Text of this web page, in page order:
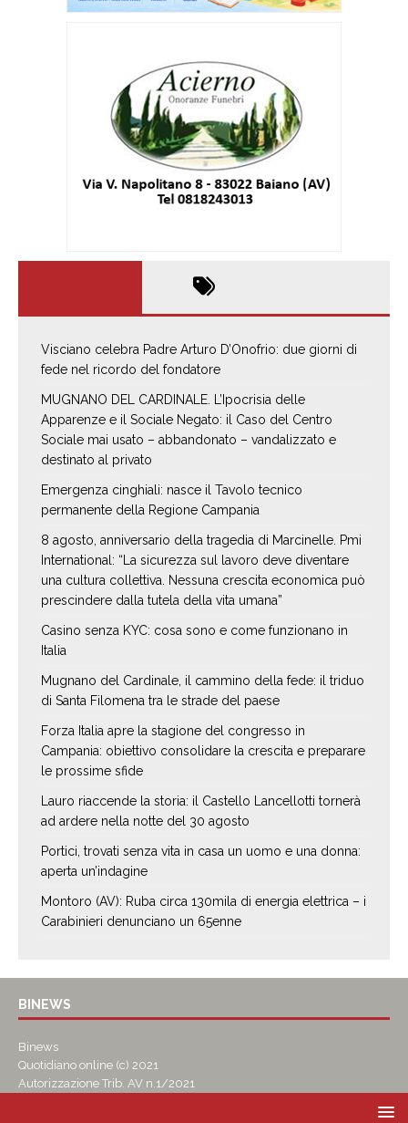
Visciano celebra Padre Arturo D’Onofrio: due giorni di
fede nel ricordo del fondatore
MUGNANO DEL CARDINALE. L’Ipocrisia delle
Apparenze e il Sociale Negato: il Caso del Centro
Sociale mai usato – abbandonato – vandalizzato e
destinato al privato
Emergenza cinghiali: nasce il Tavolo tecnico
permanente della Regione Campania
8 agosto, anniversario della tragedia di Marcinelle. Pmi
International: “La sicurezza sul lavoro deve diventare
una cultura collettiva. Nessuna crescita economica può
prescindere dalla tutela della vita umana”
Casino senza KYC: cosa sono e come funzionano in
Italia
Mugnano del Cardinale, il cammino della fede: il triduo
di Santa Filomena tra le strade del paese
Forza Italia apre la stagione del congresso in
Campania: obiettivo consolidare la crescita e preparare
le prossime sfide
Lauro riaccende la storia: il Castello Lancellotti tornerà
ad ardere nella notte del 30 agosto
Portici, trovati senza vita in casa un uomo e una donna:
aperta un’indagine
Montoro (AV): Ruba circa 130mila di energia elettrica – i
Carabinieri denunciano un 65enne
BINEWS
Binews
Quotidiano online (c) 2021
Autorizzazione Trib. AV n.1/2021